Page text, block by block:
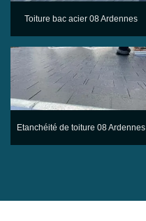
Toiture bac acier 08 Ardennes
Etanchéité de toiture 08 Ardennes